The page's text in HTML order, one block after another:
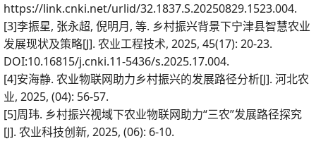
https://link.cnki.net/urlid/32.1837.S.20250829.1523.004.
[3]李振星, 张永超, 倪明月, 等. 乡村振兴背景下宁津县智慧农业
发展现状及策略[J]. 农业工程技术, 2025, 45(17): 20-23.
DOI:10.16815/j.cnki.11-5436/s.2025.17.004.
[4]安海静. 农业物联网助力乡村振兴的发展路径分析[J]. 河北农
业, 2025, (04): 56-57.
[5]周玮. 乡村振兴视域下农业物联网助力“三农”发展路径探究
[J]. 农业科技创新, 2025, (06): 6-10.